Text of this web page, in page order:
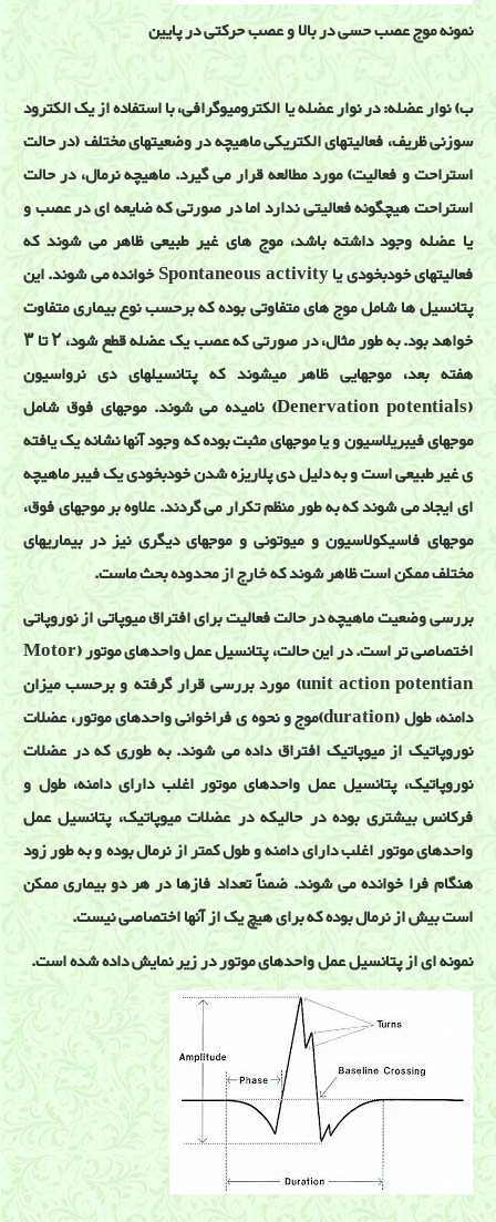
نمونه موج عصب حسی در بالا و عصب حرکتی در پایین
ب) نوار عضله:در نوار عضله یا الکترومیوگرافی، با استفاده از یک الکترود
سوزنی ظریف، فعالیتهای الکتریکی ماهیچه در وضعیتهای مختلف (در حالت
استراحت و فعالیت) مورد مطالعه قرار می گیرد. ماهیچه نرمال، در حالت
استراحت هیچگونه فعالیتی ندارد اما در صورتی که ضایعه ای در عصب و
یا عضله وجود داشته باشد، موج های غیر طبیعی ظاهر می شوند که
فعالیتهای خودبخودی یا Spontaneous activity خوانده می شوند. این
پتانسیل ها شامل موج های متفاوتی بوده که برحسب نوع بیماری متفاوت
خواهد بود. به طور مثال، در صورتی که عصب یک عضله قطع شود، ۲ تا ۳
هفته بعد، موجهایی ظاهر میشوند که پتانسیلهای دی نرواسیون
(Denervation potentials) نامیده می شوند. موجهای فوق شامل
موجهای فیبریلاسیون و یا موجهای مثبت بوده که وجود آنها نشانه یک یافته
ی غیر طبیعی است و به دلیل دی پلاریزه شدن خودبخودی یک فیبر ماهیچه
ای ایجاد می شوند که به طور منظم تکرار می گردند. علاوه بر موجهای فوق،
موجهای فاسیکولاسیون و میوتونی و موجهای دیگری نیز در بیماریهای
مختلف ممکن است ظاهر شوند که خارج از محدوده بحث ماست.
بررسی وضعیت ماهیچه در حالت فعالیت برای افتراق میوپاتی از نوروپاتی
اختصاصی تر است. در این حالت، پتانسیل عمل واحدهای موتور (Motor
unit action potentian) مورد بررسی قرار گرفته و برحسب میزان
دامنه، طول (duration)موج و نحوه ی فراخوانی واحدهای موتور، عضلات
نوروپاتیک از میوپاتیک افتراق داده می شوند. به طوری که در عضلات
نوروپاتیک، پتانسیل عمل واحدهای موتور اغلب دارای دامنه، طول و
فرکانس بیشتری بوده در حالیکه در عضلات میوپاتیک، پتانسیل عمل
واحدهای موتور اغلب دارای دامنه و طول کمتر از نرمال بوده و به طور زود
هنگام فرا خوانده می شوند. ضمناً تعداد فازها در هر دو بیماری ممکن
است بیش از نرمال بوده که برای هیچ یک از آنها اختصاصی نیست.
نمونه ای از پتانسیل عمل واحدهای موتور در زیر نمایش داده شده است.